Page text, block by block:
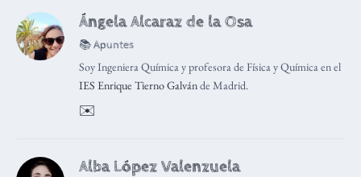
Ángela Alcaraz de la Osa
📚 Apuntes
Soy Ingeniera Química y profesora de Física y Química en el
IES Enrique Tierno Galvánde Madrid.
✉️
Alba López Valenzuela